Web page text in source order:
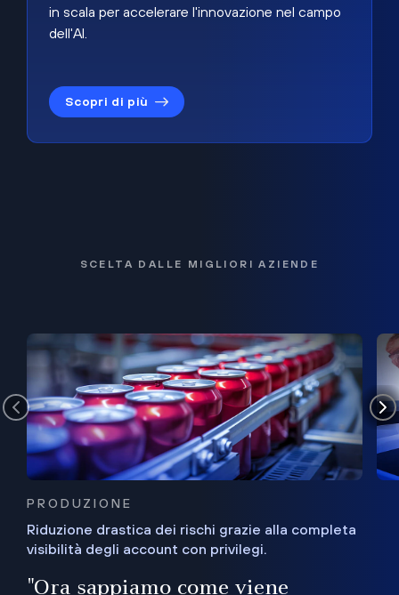
in scala per accelerare l'innovazione nel campo
dell'AI.
Scopri di più
SCELTA DALLE MIGLIORI AZIENDE
PRODUZIONE
Riduzione drastica dei rischi grazie alla completa
visibilità degli account con privilegi.
"Ora sappiamo come viene